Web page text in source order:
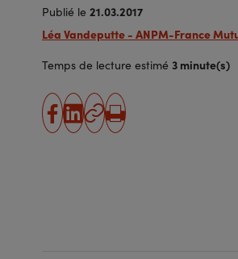
Publié le 21.03.2017
Léa Vandeputte - ANPM-France
Temps de lecture estimé 3 minute(s)
partager
partager
Copier
Imprimer